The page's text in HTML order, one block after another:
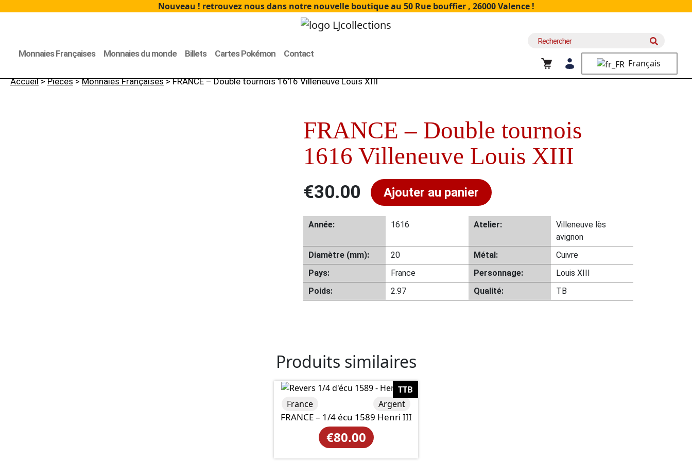
Nouveau ! retrouvez nous dans notre nouvelle boutique au 50 Rue bouffier , 26000 Valence !
Monnaies Françaises Monnaies du monde Billets Cartes Pokémon Contact
Recherche
Français
Accueil>Pièces>Monnaies Françaises> FRANCE – Double tournois 1616 Villeneuve Louis XIII
FRANCE – Double tournois
1616 Villeneuve Louis XIII
€30.00 Ajouter au panier
Année: 1616 Atelier:
Villeneuve lès
avignon
Diamètre (mm):
20 Métal:
Cuivre
Pays:
France Personnage:
Louis XIII
Poids:
2.97 Qualité: TB
Produits similaires
TTB
FRANCE – 1/4 écu 1589 Henri III
€80.00
France Argent